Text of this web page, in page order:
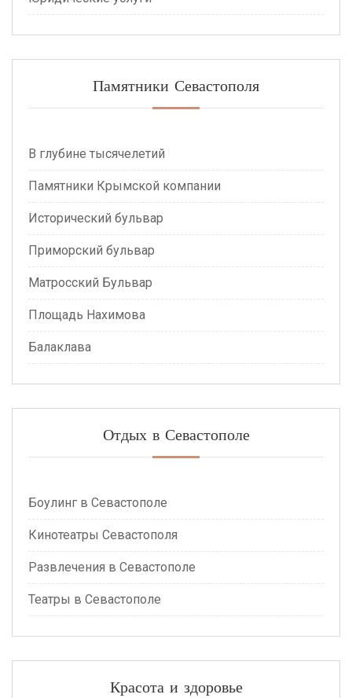
Памятники Севастополя
В глубине тысячелетий
Памятники Крымской компании
Исторический бульвар
Приморский бульвар
Матросский Бульвар
Площадь Нахимова
Балаклава
Отдых в Севастополе
Боулинг в Севастополе
Кинотеатры Севастополя
Развлечения в Севастополе
Театры в Севастополе
Красота и здоровье